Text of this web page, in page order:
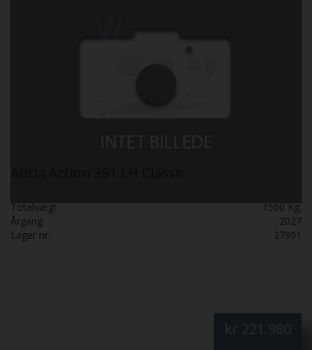
Totalvægt
1500 Kg.
Årgang
2027
Lager nr.
27901
kr 221.980